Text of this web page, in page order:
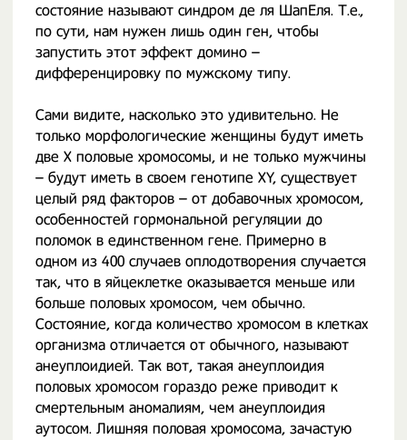
состояние называют синдром де ля ШапЕля. Т.е.,
по сути, нам нужен лишь один ген, чтобы
запустить этот эффект домино –
дифференцировку по мужскому типу.
Сами видите, насколько это удивительно. Не
только морфологические женщины будут иметь
две X половые хромосомы, и не только мужчины
– будут иметь в своем генотипе XY, существует
целый ряд факторов – от добавочных хромосом,
особенностей гормональной регуляции до
поломок в единственном гене. Примерно в
одном из 400 случаев оплодотворения случается
так, что в яйцеклетке оказывается меньше или
больше половых хромосом, чем обычно.
Состояние, когда количество хромосом в клетках
организма отличается от обычного, называют
анеуплоидией. Так вот, такая анеуплоидия
половых хромосом гораздо реже приводит к
смертельным аномалиям, чем анеуплоидия
аутосом. Лишняя половая хромосома, зачастую